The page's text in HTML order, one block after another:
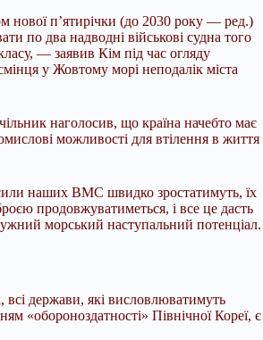
нової п’ятирічки (до 2030 року — ред.)
по два надводні військові судна того
— заявив Кім під час огляду
у Жовтому морі неподалік міста
наголосив, що країна начебто має
можливості для втілення в життя
наших ВМС швидко зростатимуть, їх
продовжуватиметься, і все це дасть
морський наступальний потенціал.
всі держави, які висловлюватимуть
«обороноздатності» Північної Кореї, є